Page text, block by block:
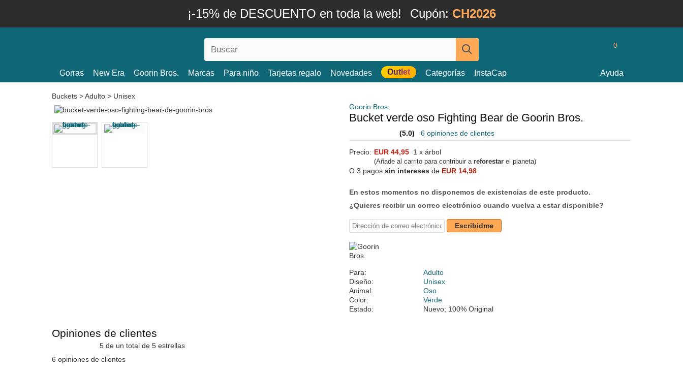
¡-15% de DESCUENTO en toda la web! Cupón: CH2026
0
Gorras New Era Goorin Bros. Marcas Para niño Tarjetas regalo Novedades Outlet Categorías InstaCap Ayuda
Buckets >Adulto > Unisex
Goorin Bros.
Bucket verde oso Fighting Bear de Goorin Bros.
(5.0) 6 opiniones de clientes
Precio: EUR 44,95 1 x árbol
(Añade al carrito para contribuir a reforestar el planeta)
O 3 pagos sin intereses de EUR 14,98
En estos momentos no disponemos de existencias de este producto.
¿Quieres recibir un correo electrónico cuando vuelva a estar disponible?
Escribidme
Para:
Adulto
Diseño:
Unisex
Animal:
Oso
Color:
Verde
Estado:
Nuevo; 100% Original
Opiniones de clientes
5 de un total de 5 estrellas
6 opiniones de clientes